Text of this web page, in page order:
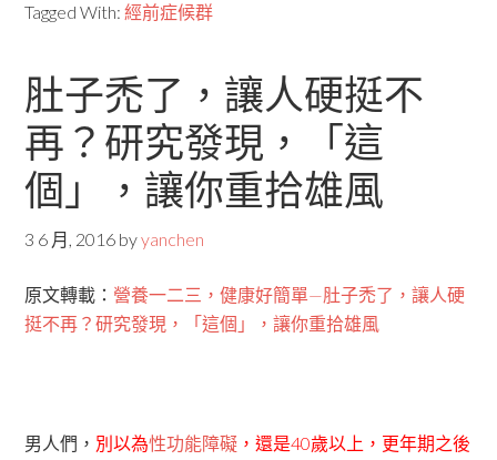
Tagged With:經前症候群
肚子禿了，讓人硬挺不
再？研究發現，「這
個」，讓你重拾雄風
3 6 月, 2016 byyanchen
原文轉載： 營養一二三，健康好簡單—肚子禿了，讓人硬
挺不再？研究發現，「這個」，讓你重拾雄風
男人們， 別以為性功能障礙 ，還是40歲以上，更年期之後